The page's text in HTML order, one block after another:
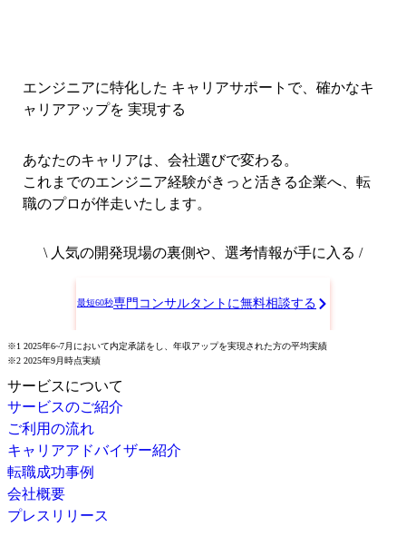
エンジニアに特化した キャリアサポートで、 確かなキ
ャリアアップを 実現する
あなたのキャリアは、会社選びで変わる。
これまでのエンジニア経験がきっと活きる企業へ、転
職のプロが伴走いたします。
\ 人気の開発現場の裏側や、選考情報が手に入る /
最短60秒専門コンサルタントに無料相談する
※1 2025年6~7月において内定承諾をし、年収アップを実現された方の平均実績
※2 2025年9月時点実績
サービスについて
サービスのご紹介
ご利用の流れ
キャリアアドバイザー紹介
転職成功事例
会社概要
プレスリリース